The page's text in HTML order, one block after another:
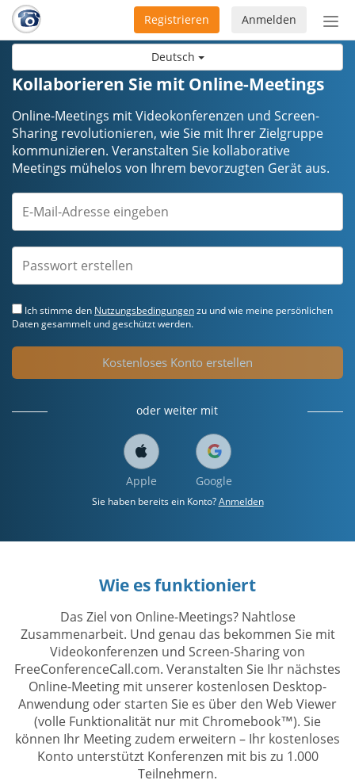
Deutsch
Anmelden
Registrieren
Kollaborieren Sie mit Online-Meetings
Online-Meetings mit Videokonferenzen und Screen-
Sharing revolutionieren, wie Sie mit Ihrer Zielgruppe
kommunizieren. Veranstalten Sie kollaborative
Meetings mühelos von Ihrem bevorzugten Gerät aus.
Ich stimme den Nutzungsbedingungenzu und wie meine persönlichen
Daten gesammelt und geschützt werden.
Kostenloses Konto erstellen
oder weiter mit
Apple Google
Sie haben bereits ein Konto?Anmelden
Wie es funktioniert
Das Ziel von Online-Meetings? Nahtlose
Zusammenarbeit. Und genau das bekommen Sie mit
Videokonferenzen und Screen-Sharing von
FreeConferenceCall.com. Veranstalten Sie Ihr nächstes
Online-Meeting mit unserer kostenlosen Desktop-
Anwendung oder starten Sie es über den Web Viewer
(volle Funktionalität nur mit Chromebook™). Sie
können Ihr Meeting zudem erweitern – Ihr kostenloses
Konto unterstützt Konferenzen mit bis zu 1.000
Teilnehmern.